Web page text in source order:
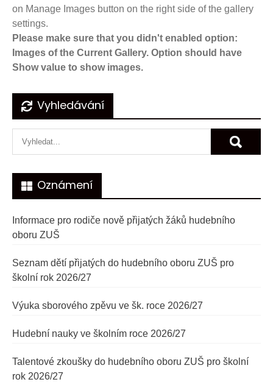
on Manage Images button on the right side of the gallery
settings.
Please make sure that you didn't enabled option:
Images of the Current Gallery. Option should have
Show value to show images.
Navigace
pro
příspěvek
Vyhledávání
Oznámení
Informace pro rodiče nově přijatých žáků hudebního
oboru ZUŠ
Seznam dětí přijatých do hudebního oboru ZUŠ pro
školní rok 2026/27
Výuka sborového zpěvu ve šk. roce 2026/27
Hudební nauky ve školním roce 2026/27
Talentové zkoušky do hudebního oboru ZUŠ pro školní
rok 2026/27